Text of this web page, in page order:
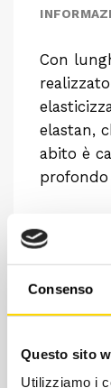
Consenso
Questo sito
Utilizziamo i
Con
elastan,
abito è